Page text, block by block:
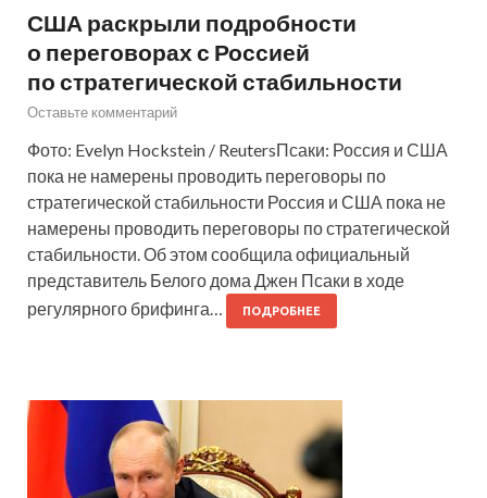
США раскрыли подробности
о переговорах с Россией
по стратегической стабильности
Оставьте комментарий
Фото: Evelyn Hockstein / ReutersПсаки: Россия и США
пока не намерены проводить переговоры по
стратегической стабильности Россия и США пока не
намерены проводить переговоры по стратегической
стабильности. Об этом сообщила официальный
представитель Белого дома Джен Псаки в ходе
регулярного брифинга…
ПОДРОБНЕЕ